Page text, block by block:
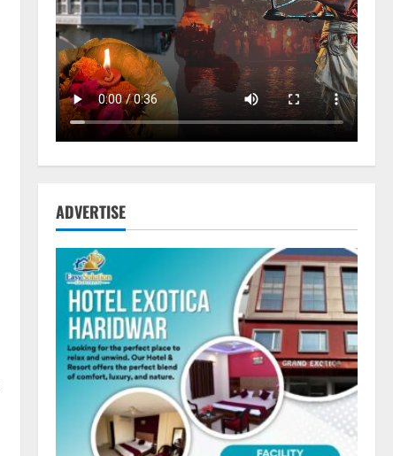
ADVERTISE